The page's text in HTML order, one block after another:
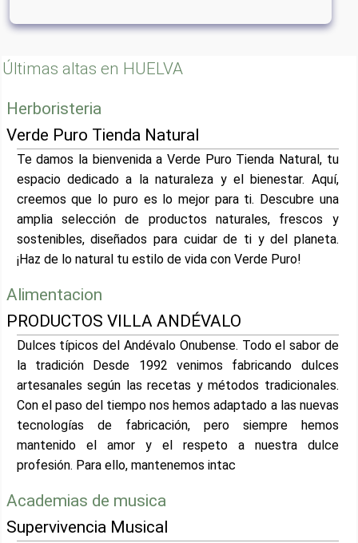
Últimas altas en HUELVA
Herboristeria
Verde Puro Tienda Natural
Te damos la bienvenida a Verde Puro Tienda Natural, tu
espacio dedicado a la naturaleza y el bienestar. Aquí,
creemos que lo puro es lo mejor para ti. Descubre una
amplia selección de productos naturales, frescos y
sostenibles, diseñados para cuidar de ti y del planeta.
¡Haz de lo natural tu estilo de vida con Verde Puro!
Alimentacion
PRODUCTOS VILLA ANDÉVALO
Dulces típicos del Andévalo Onubense. Todo el sabor de
la tradición Desde 1992 venimos fabricando dulces
artesanales según las recetas y métodos tradicionales.
Con el paso del tiempo nos hemos adaptado a las nuevas
tecnologías de fabricación, pero siempre hemos
mantenido el amor y el respeto a nuestra dulce
profesión. Para ello, mantenemos intac
Academias de musica
Supervivencia Musical